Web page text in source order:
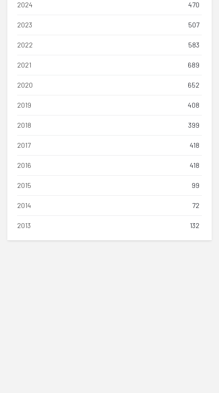
2024 470
2023 507
2022 583
2021 689
2020 652
2019 408
2018 399
2017 418
2016 418
2015 99
2014 72
2013 132